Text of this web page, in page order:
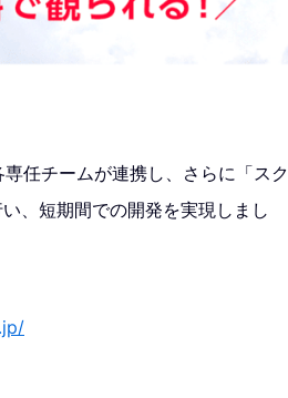
任チームが連携し、さらに「スク
、短期間での開発を実現しまし